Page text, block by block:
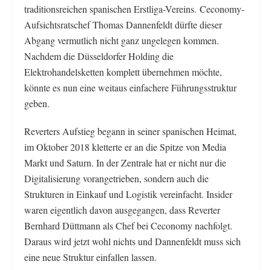
traditionsreichen spanischen Erstliga-Vereins. Ceconomy-
Aufsichtsratschef Thomas Dannenfeldt dürfte dieser
Abgang vermutlich nicht ganz ungelegen kommen.
Nachdem die Düsseldorfer Holding die
Elektrohandelsketten komplett übernehmen möchte,
könnte es nun eine weitaus einfachere Führungsstruktur
geben.
Reverters Aufstieg begann in seiner spanischen Heimat,
im Oktober 2018 kletterte er an die Spitze von Media
Markt und Saturn. In der Zentrale hat er nicht nur die
Digitalisierung vorangetrieben, sondern auch die
Strukturen in Einkauf und Logistik vereinfacht. Insider
waren eigentlich davon ausgegangen, dass Reverter
Bernhard Düttmann als Chef bei Ceconomy nachfolgt.
Daraus wird jetzt wohl nichts und Dannenfeldt muss sich
eine neue Struktur einfallen lassen.